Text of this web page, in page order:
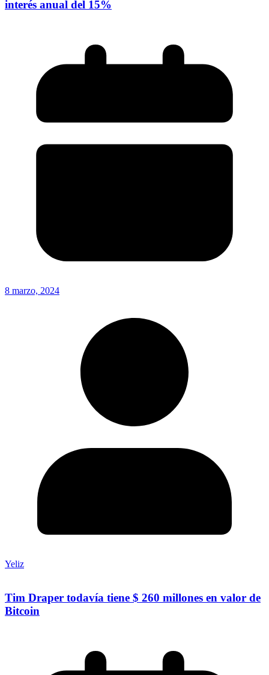
interés anual del 15%
8 marzo, 2024
Yeliz
Tim Draper todavía tiene $ 260 millones en valor de
Bitcoin